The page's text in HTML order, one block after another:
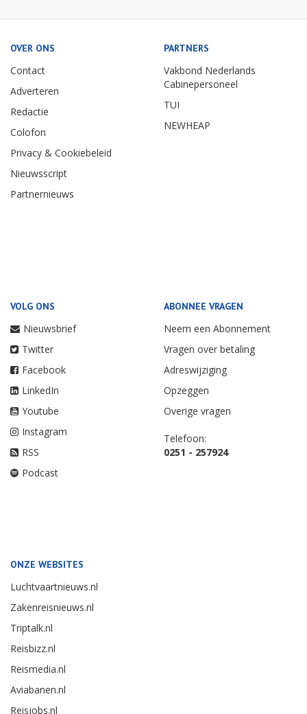
OVER ONS
Contact
Adverteren
Redactie
Colofon
Privacy & Cookiebeleid
Nieuwsscript
Partnernieuws
PARTNERS
Vakbond Nederlands
Cabinepersoneel
TUI
NEWHEAP
VOLG ONS
Nieuwsbrief
Twitter
Facebook
LinkedIn
Youtube
Instagram
RSS
Podcast
ABONNEE VRAGEN
Neem een Abonnement
Vragen over betaling
Adreswijziging
Opzeggen
Overige vragen
Telefoon:
0251 - 257924
ONZE WEBSITES
Luchtvaartnieuws.nl
Zakenreisnieuws.nl
Triptalk.nl
Reisbizz.nl
Reismedia.nl
Aviabanen.nl
Reisjobs.nl